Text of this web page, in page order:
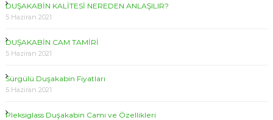
DUŞAKABİN KALİTESİ NEREDEN ANLAŞILIR?
5 Haziran 2021
DUŞAKABİN CAM TAMİRİ
5 Haziran 2021
Sürgülü Duşakabin Fiyatları
5 Haziran 2021
Pleksiglass Duşakabin Camı ve Özellikleri